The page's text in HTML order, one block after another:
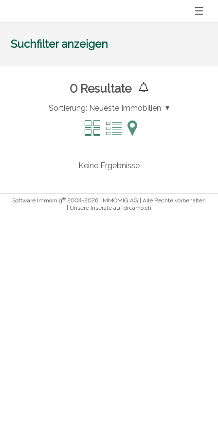
Suchfilter anzeigen
0Resultate
Sortierung: Neueste Immobilien
Keine Ergebnisse
Software Immomig® 2004-2026, IMMOMIG AG | Alle Rechte vorbehalten
| Unsere Inserate auf dreamo.ch